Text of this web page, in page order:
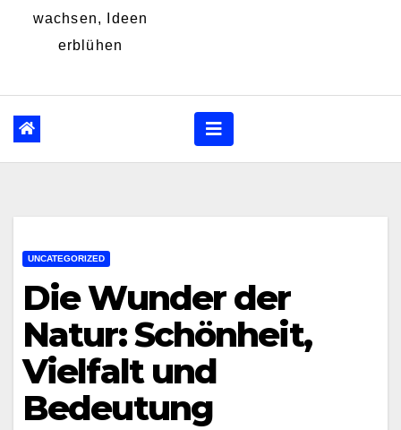
wachsen, Ideen
erblühen
UNCATEGORIZED
Die Wunder der
Natur: Schönheit,
Vielfalt und
Bedeutung